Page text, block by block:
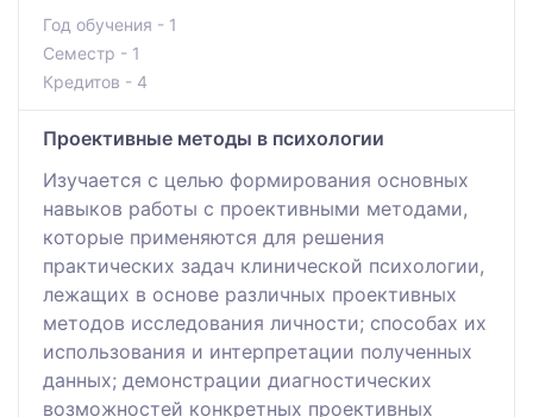
Год обучения - 1
Семестр - 1
Кредитов - 4
Проективные методы в психологии
Изучается с целью формирования основных
навыков работы с проективными методами,
которые применяются для решения
практических задач клинической психологии,
лежащих в основе различных проективных
методов исследования личности; способах их
использования и интерпретации полученных
данных; демонстрации диагностических
возможностей конкретных проективных